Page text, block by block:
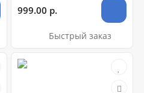
999.00 р.
Быстрый заказ